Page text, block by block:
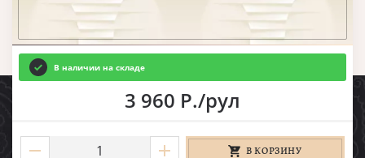
В наличии на складе
3 960 Р./рул
В КОРЗИНУ